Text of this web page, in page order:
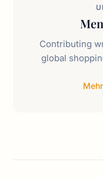
Contributing
global